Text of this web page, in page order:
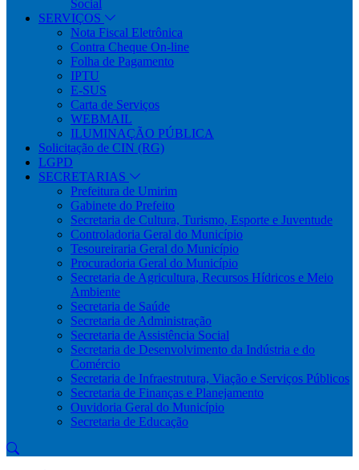
Social
SERVIÇOS
Nota Fiscal Eletrônica
Contra Cheque On-line
Folha de Pagamento
IPTU
E-SUS
Carta de Serviços
WEBMAIL
ILUMINAÇÃO PÚBLICA
Solicitação de CIN (RG)
LGPD
SECRETARIAS
Prefeitura de Umirim
Gabinete do Prefeito
Secretaria de Cultura, Turismo, Esporte e Juventude
Controladoria Geral do Município
Tesoureiraria Geral do Município
Procuradoria Geral do Município
Secretaria de Agricultura, Recursos Hídricos e Meio
Ambiente
Secretaria de Saúde
Secretaria de Administração
Secretaria de Assistência Social
Secretaria de Desenvolvimento da Indústria e do
Comércio
Secretaria de Infraestrutura, Viação e Serviços Públicos
Secretaria de Finanças e Planejamento
Ouvidoria Geral do Município
Secretaria de Educação